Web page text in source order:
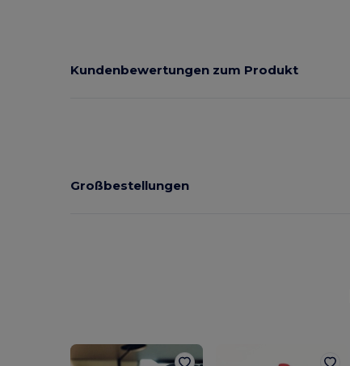
Kundenbewertungen zum Produkt
Großbestellungen